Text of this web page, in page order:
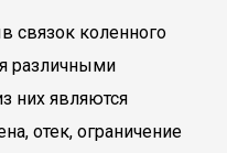
связок коленного
различными
них являются
отек, ограничение